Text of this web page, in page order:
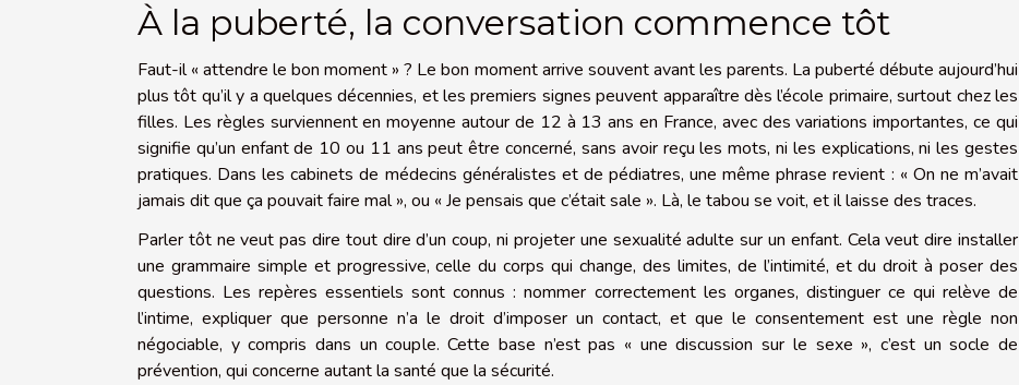
À la puberté, la conversation commence tôt
Faut-il « attendre le bon moment » ? Le bon moment arrive souvent avant les parents. La puberté débute aujourd’hui
plus tôt qu’il y a quelques décennies, et les premiers signes peuvent apparaître dès l’école primaire, surtout chez les
filles. Les règles surviennent en moyenne autour de 12 à 13 ans en France, avec des variations importantes, ce qui
signifie qu’un enfant de 10 ou 11 ans peut être concerné, sans avoir reçu les mots, ni les explications, ni les gestes
pratiques. Dans les cabinets de médecins généralistes et de pédiatres, une même phrase revient : « On ne m’avait
jamais dit que ça pouvait faire mal », ou « Je pensais que c’était sale ». Là, le tabou se voit, et il laisse des traces.
Parler tôt ne veut pas dire tout dire d’un coup, ni projeter une sexualité adulte sur un enfant. Cela veut dire installer
une grammaire simple et progressive, celle du corps qui change, des limites, de l’intimité, et du droit à poser des
questions. Les repères essentiels sont connus : nommer correctement les organes, distinguer ce qui relève de
l’intime, expliquer que personne n’a le droit d’imposer un contact, et que le consentement est une règle non
négociable, y compris dans un couple. Cette base n’est pas « une discussion sur le sexe », c’est un socle de
prévention, qui concerne autant la santé que la sécurité.